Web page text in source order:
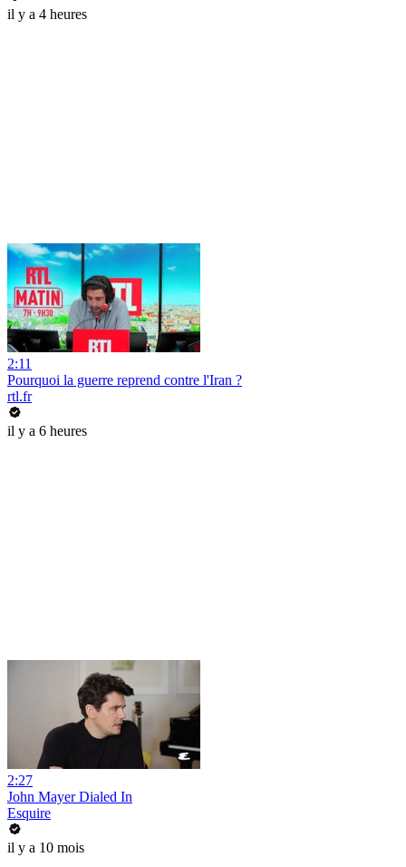
il y a 4 heures
2:11
Pourquoi la guerre reprend contre l'Iran ?
rtl.fr
il y a 6 heures
2:27
John Mayer Dialed In
Esquire
il y a 10 mois